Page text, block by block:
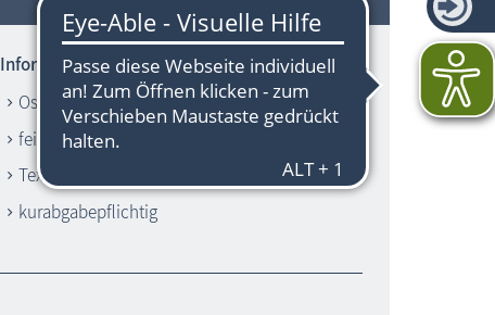
Informationen zum Strandbereich
Ostsee
feinsandiger Strand
Textilstrand
kurabgabepflichtig